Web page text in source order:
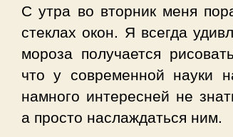
С утра во вторник меня
стеклах окон. Я всегда
мороза получается
что у современной науки
намного интересней не
а просто наслаждаться ним.